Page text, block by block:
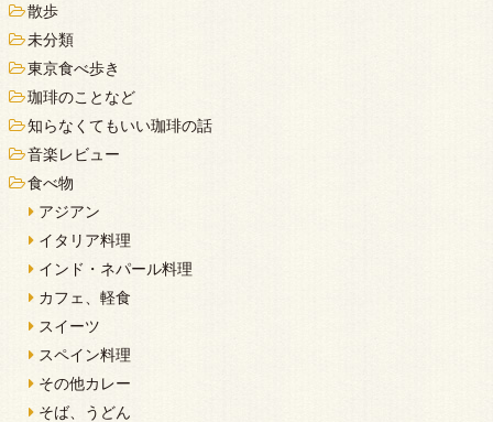
散歩
未分類
東京食べ歩き
珈琲のことなど
知らなくてもいい珈琲の話
音楽レビュー
食べ物
アジアン
イタリア料理
インド・ネパール料理
カフェ、軽食
スイーツ
スペイン料理
その他カレー
そば、うどん